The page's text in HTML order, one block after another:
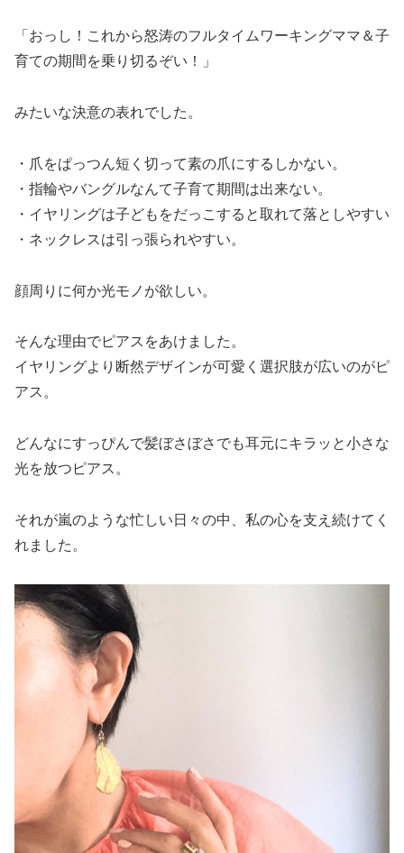
「おっし！これから怒涛のフルタイムワーキングママ＆子
育ての期間を乗り切るぞい！」
みたいな決意の表れでした。
・爪をぱっつん短く切って素の爪にするしかない。
・指輪やバングルなんて子育て期間は出来ない。
・イヤリングは子どもをだっこすると取れて落としやすい
・ネックレスは引っ張られやすい。
顔周りに何か光モノが欲しい。
そんな理由でピアスをあけました。
イヤリングより断然デザインが可愛く選択肢が広いのがピ
アス。
どんなにすっぴんで髪ぼさぼさでも耳元にキラッと小さな
光を放つピアス。
それが嵐のような忙しい日々の中、私の心を支え続けてく
れました。